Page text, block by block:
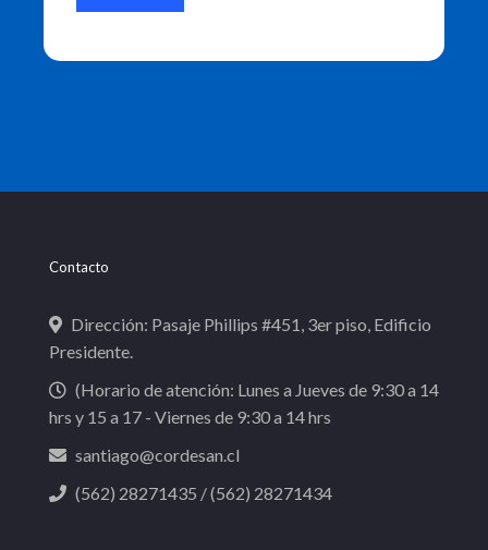
Contacto
Dirección: Pasaje Phillips #451, 3er piso, Edificio
Presidente.
(Horario de atención: Lunes a Jueves de 9:30 a 14
hrs y 15 a 17 - Viernes de 9:30 a 14 hrs
santiago@cordesan.cl
(562) 28271435 / (562) 28271434